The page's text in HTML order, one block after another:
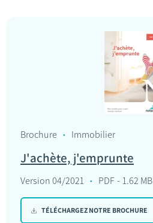
Brochure Immobilier
J'achète, j'emprunte
Version 04/2021 PDF 1.62 MB
TÉLÉCHARGEZ NOTRE BROCHURE